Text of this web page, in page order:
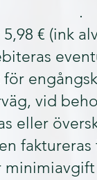
.
€ (ink
vid
eller